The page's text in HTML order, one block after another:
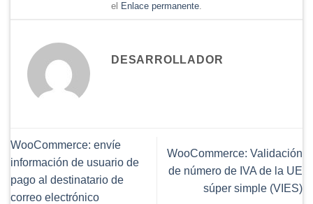
el Enlace permanente.
DESARROLLADOR
WooCommerce: envíe
información de usuario de
pago al destinatario de
correo electrónico
WooCommerce: Validación
de número de IVA de la UE
súper simple (VIES)